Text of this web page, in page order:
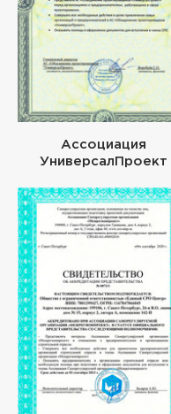
Ассоциация
УниверсалПроект